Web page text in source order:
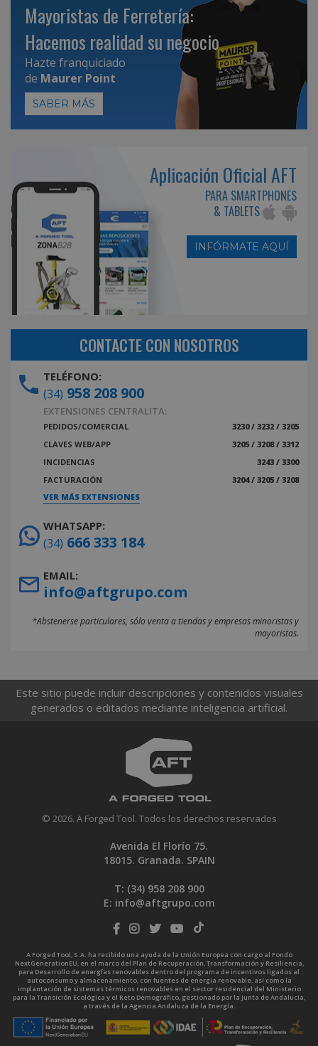
Mayoristas de Ferretería:
Hacemos realidad su negocio
Hazte franquiciado
de Maurer Point
SABER MÁS
Aplicación Oficial AFT
PARA SMARTPHONES
& TABLETS
INFÓRMATE AQUÍ
CONTACTE CON NOSOTROS
TELÉFONO:
(34) 958 208 900
EXTENSIONES CENTRALITA:
PEDIDOS/COMERCIAL
3230 / 3232 / 3205
CLAVES WEB/APP
3205 / 3208 / 3312
INCIDENCIAS
3243 / 3300
FACTURACIÓN
3204 / 3205 / 3208
VER MÁS EXTENSIONES
WHATSAPP:
(34) 666 333 184
EMAIL:
info@aftgrupo.com
*Abstenerse particulares, sólo venta a tiendas y empresas minoristas y
mayoristas.
Este sitio puede incluir descripciones y contenidos visuales
generados o editados mediante inteligencia artificial.
© 2026. A Forged Tool. Todos los derechos reservados
Avenida El Florío 75.
18015. Granada. SPAIN
T: (34) 958 208 900
E: info@aftgrupo.com
A Forged Tool, S.A. ha recibido una ayuda de la Unión Europea con cargo al Fondo
NextGenerationEU, en el marco del Plan de Recuperación, Transformación y Resiliencia,
para Desarrollo de energías renovables dentro del programa de incentivos ligados al
autoconsumo y almacenamiento, con fuentes de energía renovable, así como la
implantación de sistemas térmicos renovables en el sector residencial del Ministerio
para la Transición Ecológica y el Reto Demográfico, gestionado por la Junta de Andalucía,
a través de la Agencia Andaluza de la Energía.